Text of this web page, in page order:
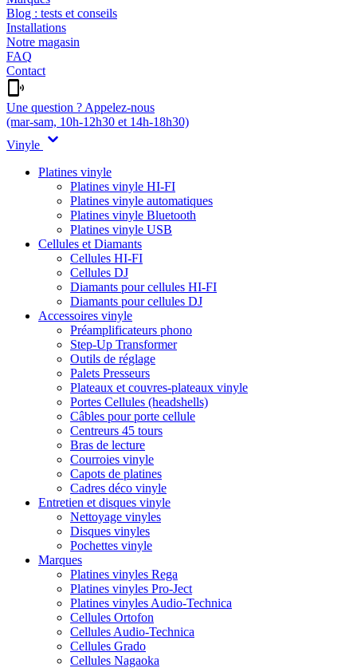
Blog : tests et conseils
Installations
Notre magasin
FAQ
Contact
Une question ? Appelez-nous
(mar-sam, 10h-12h30 et 14h-18h30)
Vinyle
Platines vinyle
Platines vinyle HI-FI
Platines vinyle automatiques
Platines vinyle Bluetooth
Platines vinyle USB
Cellules et Diamants
Cellules HI-FI
Cellules DJ
Diamants pour cellules HI-FI
Diamants pour cellules DJ
Accessoires vinyle
Préamplificateurs phono
Step-Up Transformer
Outils de réglage
Palets Presseurs
Plateaux et couvres-plateaux vinyle
Portes Cellules (headshells)
Câbles pour porte cellule
Centreurs 45 tours
Bras de lecture
Courroies vinyle
Capots de platines
Cadres déco vinyle
Entretien et disques vinyle
Nettoyage vinyles
Disques vinyles
Pochettes vinyle
Marques
Platines vinyles Rega
Platines vinyles Pro-Ject
Platines vinyles Audio-Technica
Cellules Ortofon
Cellules Audio-Technica
Cellules Grado
Cellules Nagaoka